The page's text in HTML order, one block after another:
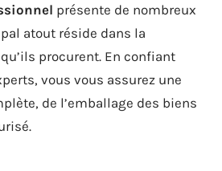
présente de nombreux
atout réside dans la
procurent. En confiant
vous vous assurez une
de l’emballage des biens